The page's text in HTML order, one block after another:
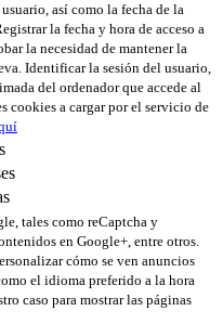
así como la fecha de la
la fecha y hora de acceso a
la necesidad de mantener la
Identificar la sesión del usuario,
del ordenador que accede al
cookies a cargar por el servicio de
tales como reCaptcha y
en Google+, entre otros.
cómo se ven anuncios
el idioma preferido a la hora
caso para mostrar las páginas